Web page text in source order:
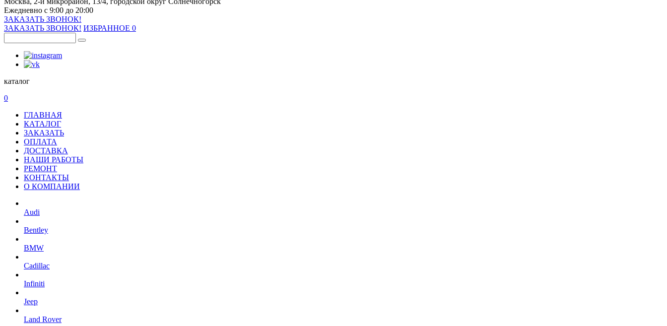
Ежедневно с 9:00 до 20:00
ЗАКАЗАТЬ ЗВОНОК!
ЗАКАЗАТЬ ЗВОНОК! ИЗБРАННОЕ 0
каталог
0
ГЛАВНАЯ
КАТАЛОГ
ЗАКАЗАТЬ
ОПЛАТА
ДОСТАВКА
НАШИ РАБОТЫ
РЕМОНТ
КОНТАКТЫ
О КОМПАНИИ
Audi
Bentley
BMW
Cadillac
Infiniti
Jeep
Land Rover